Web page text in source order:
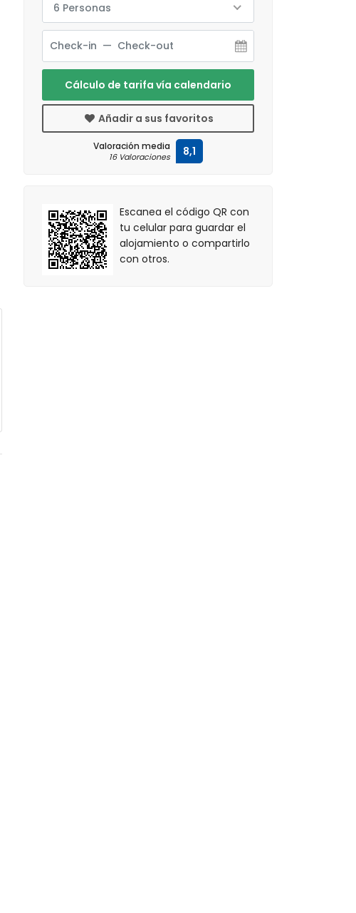
6 Personas
Cálculo de tarifa vía calendario
Añadir a sus favoritos
Valoración media
16 Valoraciones 8,1
Escanea el código QR con
tu celular para guardar el
alojamiento o compartirlo
con otros.